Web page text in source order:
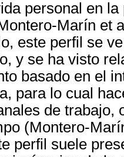
personal en
Marín et
este perfil se
y se ha visto
basado en el
para lo cual
de trabajo,
(Montero-
perfil suele